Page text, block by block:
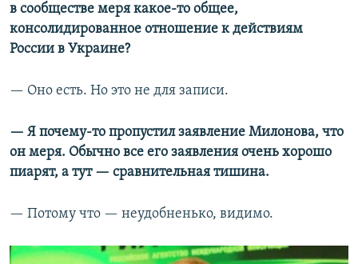
в сообществе меря какое-то общее,
консолидированное отношение к действиям
России в Украине?
— Оно есть. Но это не для записи.
— Я почему-то пропустил заявление Милонова, что
он меря. Обычно все его заявления очень хорошо
пиарят, а тут — сравнительная тишина.
— Потому что — неудобненько, видимо.